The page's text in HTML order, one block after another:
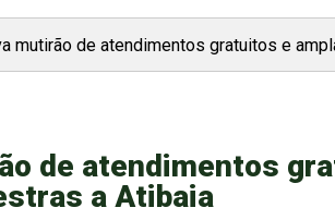
mutirão de atendimentos gratuitos e
de atendimentos
a Atibaia